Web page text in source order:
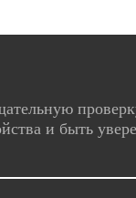
и быть